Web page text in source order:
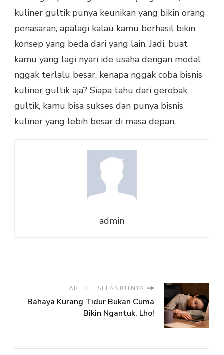
kuliner gultik punya keunikan yang bikin orang
penasaran, apalagi kalau kamu berhasil bikin
konsep yang beda dari yang lain. Jadi, buat
kamu yang lagi nyari ide usaha dengan modal
nggak terlalu besar, kenapa nggak coba bisnis
kuliner gultik aja? Siapa tahu dari gerobak
gultik, kamu bisa sukses dan punya bisnis
kuliner yang lebih besar di masa depan.
admin
ARTIKEL SELANJUTNYA
Bahaya Kurang Tidur Bukan Cuma
Bikin Ngantuk, Lho!